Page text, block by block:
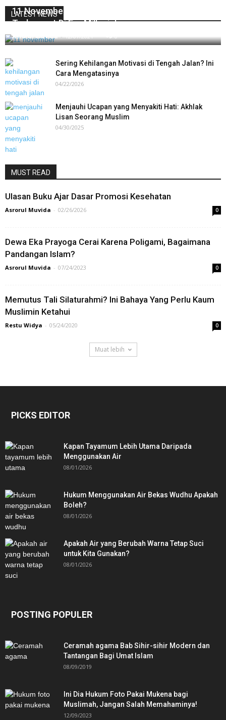
LATEST NEWS
11 November Trending, Tips Jadi Jomblo
Terhormat Di Era Millenial
Asrorul Muvida - 12/07/2021 0
Sering Kehilangan Motivasi di Tengah Jalan? Ini
Cara Mengatasinya
04/22/2026
Menjauhi Ucapan yang Menyakiti Hati: Akhlak
Lisan Seorang Muslim
04/30/2025
MUST READ
Ulasan Buku Ajar Dasar Promosi Kesehatan
Asrorul Muvida - 02/26/2026 0
Dewa Eka Prayoga Cerai Karena Poligami, Bagaimana
Pandangan Islam?
Asrorul Muvida - 07/24/2023 0
Memutus Tali Silaturahmi? Ini Bahaya Yang Perlu Kaum
Muslimin Ketahui
Restu Widya - 05/24/2020 0
Muat lebih
PICKS EDITOR
Kapan Tayamum Lebih Utama Daripada
Menggunakan Air
08/01/2026
Hukum Menggunakan Air Bekas Wudhu Apakah
Boleh?
08/01/2026
Apakah Air yang Berubah Warna Tetap Suci
untuk Kita Gunakan?
08/01/2026
POSTING POPULER
Ceramah agama Bab Sihir-sihir Modern dan
Tantangan Bagi Umat Islam
08/09/2019
Ini Dia Hukum Foto Pakai Mukena bagi
Muslimah, Jangan Salah Memahaminya!
12/09/2023